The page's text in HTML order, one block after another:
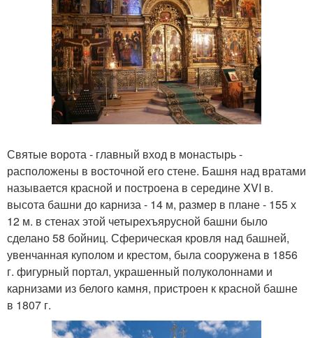
Святые ворота - главный вход в монастырь -
расположены в восточной его стене. Башня над вратами
называется красной и построена в середине XVI в.
высота башни до карниза - 14 м, размер в плане - 155 х
12 м. в стенах этой четырехъярусной башни было
сделано 58 бойниц. Сферическая кровля над башней,
увенчанная куполом и крестом, была сооружена в 1856
г. фигурный портал, украшенный полуколоннами и
карнизами из белого камня, пристроен к красной башне
в 1807 г.